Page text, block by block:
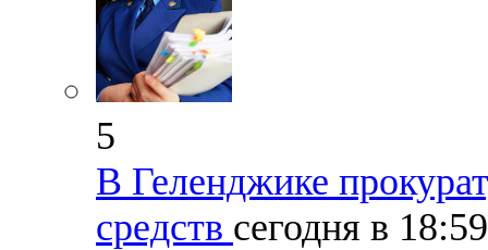
5
В Геленджике
средств сегодня в